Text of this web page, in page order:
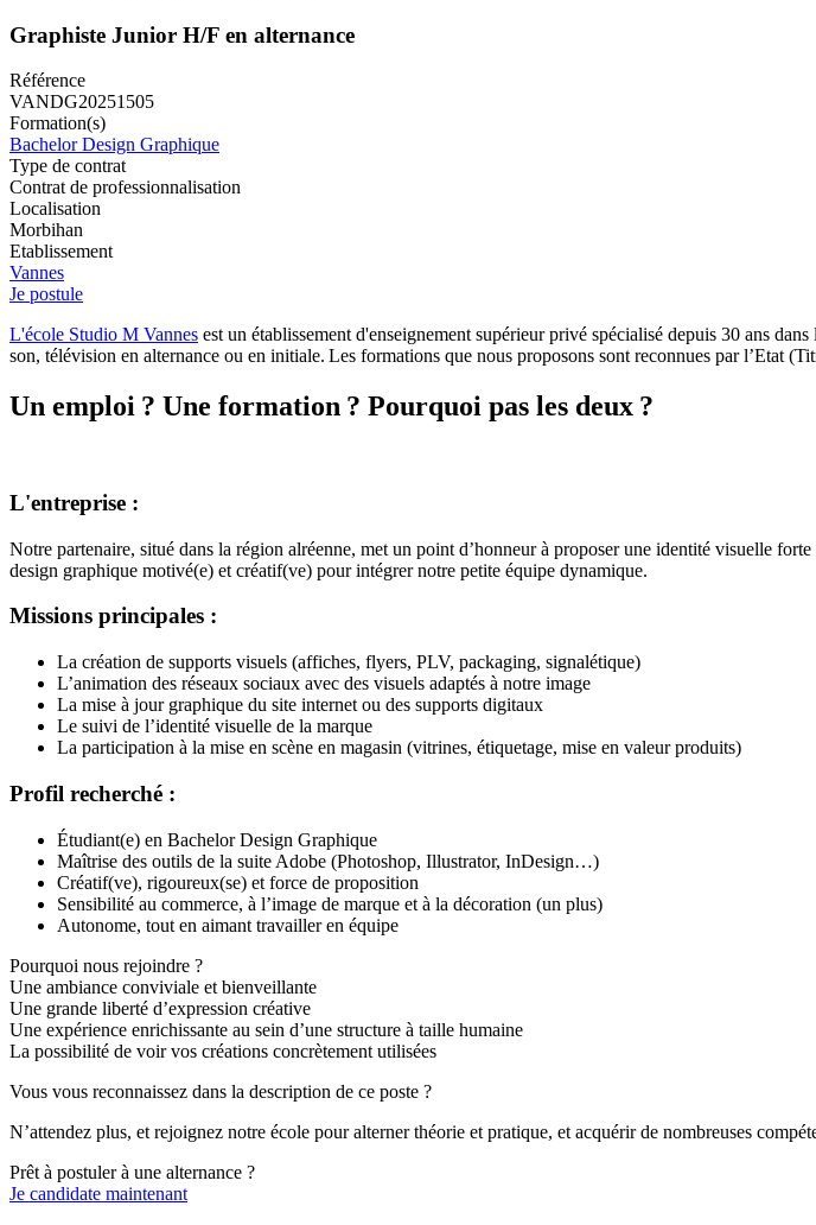
Graphiste Junior H/F en alternance
Référence
VANDG20251505
Formation(s)
Bachelor Design Graphique
Type de contrat
Contrat de professionnalisation
Localisation
Morbihan
Etablissement
Vannes
Je postule
L'école Studio M Vannes est un établissement d'enseignement supérieur privé spécialisé depuis 30 ans
son, télévision en alternance ou en initiale. Les formations que nous proposons sont reconnues par l’Etat
Un emploi ? Une formation ? Pourquoi pas les deux ?
L'entreprise :
Notre partenaire, situé dans la région alréenne, met un point d’honneur à proposer une identité visuelle
design graphique motivé(e) et créatif(ve) pour intégrer notre petite équipe dynamique.
Missions principales :
La création de supports visuels (affiches, flyers, PLV, packaging, signalétique)
L’animation des réseaux sociaux avec des visuels adaptés à notre image
La mise à jour graphique du site internet ou des supports digitaux
Le suivi de l’identité visuelle de la marque
La participation à la mise en scène en magasin (vitrines, étiquetage, mise en valeur produits)
Profil recherché :
Étudiant(e) en Bachelor Design Graphique
Maîtrise des outils de la suite Adobe (Photoshop, Illustrator, InDesign…)
Créatif(ve), rigoureux(se) et force de proposition
Sensibilité au commerce, à l’image de marque et à la décoration (un plus)
Autonome, tout en aimant travailler en équipe
Pourquoi nous rejoindre ?
Une ambiance conviviale et bienveillante
Une grande liberté d’expression créative
Une expérience enrichissante au sein d’une structure à taille humaine
La possibilité de voir vos créations concrètement utilisées
Vous vous reconnaissez dans la description de ce poste ?
N’attendez plus, et rejoignez notre école pour alterner théorie et pratique, et acquérir de nombreuses
Prêt à postuler à une alternance ?
Je candidate maintenant